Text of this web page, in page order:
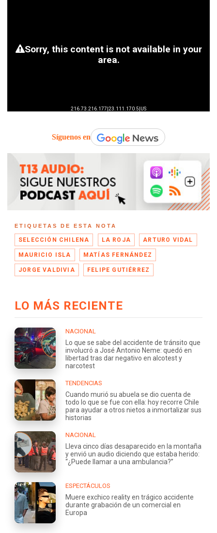
Síguenos en
ETIQUETAS DE ESTA NOTA
SELECCIÓN CHILENA LA ROJA ARTURO VIDAL
MAURICIO ISLA MATÍAS FERNÁNDEZ
JORGE VALDIVIA FELIPE GUTIÉRREZ
LO MÁS RECIENTE
NACIONAL
Lo que se sabe del accidente de tránsito que
involucró a José Antonio Neme: quedó en
libertad tras dar negativo en alcotest y
narcotest
TENDENCIAS
Cuando murió su abuela se dio cuenta de
todo lo que se fue con ella: hoy recorre Chile
para ayudar a otros nietos a inmortalizar sus
historias
NACIONAL
Lleva cinco días desaparecido en la montaña
y envió un audio diciendo que estaba herido:
“¿Puede llamar a una ambulancia?”
ESPECTÁCULOS
Muere exchico reality en trágico accidente
durante grabación de un comercial en
Europa